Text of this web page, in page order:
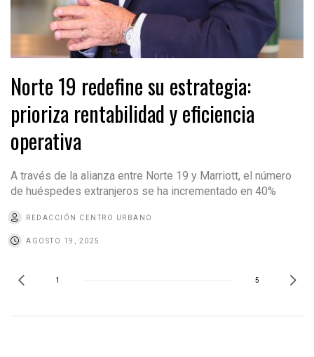
Norte 19 redefine su estrategia:
prioriza rentabilidad y eficiencia
operativa
A través de la alianza entre Norte 19 y Marriott, el número
de huéspedes extranjeros se ha incrementado en 40%
REDACCIÓN CENTRO URBANO
AGOSTO 19, 2025
1 5